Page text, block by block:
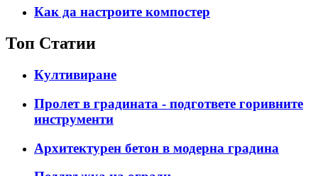
Как да настроите компостер
Топ Статии
Култивиране
Пролет в градината - подгответе горивните
инструменти
Архитектурен бетон в модерна градина